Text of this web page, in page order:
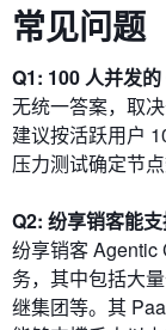
常见问题
Q1: 100 人并发的
无统一答案，取
建议按活跃用户
压力测试确定节点
Q2: 纷享销客能
纷享销客 Agentic
务，其中包括大
继集团等。其